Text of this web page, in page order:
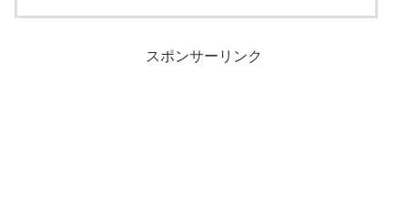
スポンサーリンク